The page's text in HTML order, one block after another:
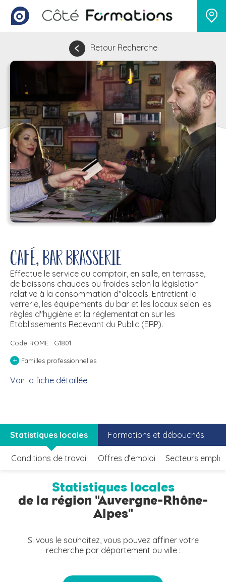
Retour Recherche
Café, bar brasserie
Effectue le service au comptoir, en salle, en terrasse,
de boissons chaudes ou froides selon la législation
relative à la consommation d''alcools. Entretient la
verrerie, les équipements du bar et les locaux selon les
règles d''hygiène et la réglementation sur les
Etablissements Recevant du Public (ERP).
Code ROME : G1801
+ Familles professionnelles
Voir la fiche détaillée
Statistiques locales Formations et débouchés
Conditions de travail Offres d’emploi Secteurs
Statistiques locales
de la région "Auvergne-Rhône-
Alpes"
Si vous le souhaitez, vous pouvez affiner votre
recherche par département ou ville :